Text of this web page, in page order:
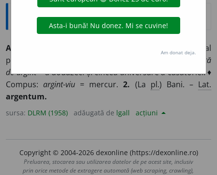
Explicative DEX
ARG
) Metal
prețios, de culoare albă-cenușie strălucitoare. ♦
Nuntă
de argint= a douăzeci și cincea aniversare a căsătoriei. ♦
Compus:argint-viu = mercur.2. (La pl.) Bani. – Lat.
argentum.
sursa: DLRM (1958) adăugată de lgall acțiuni
Copyright © 2004-2026 dexonline (https://dexonline.ro)
Preluarea, stocarea sau utilizarea datelor de pe acest site, inclusiv
prin orice metode de extragere automată (web scraping, crawling),
Am donat deja.